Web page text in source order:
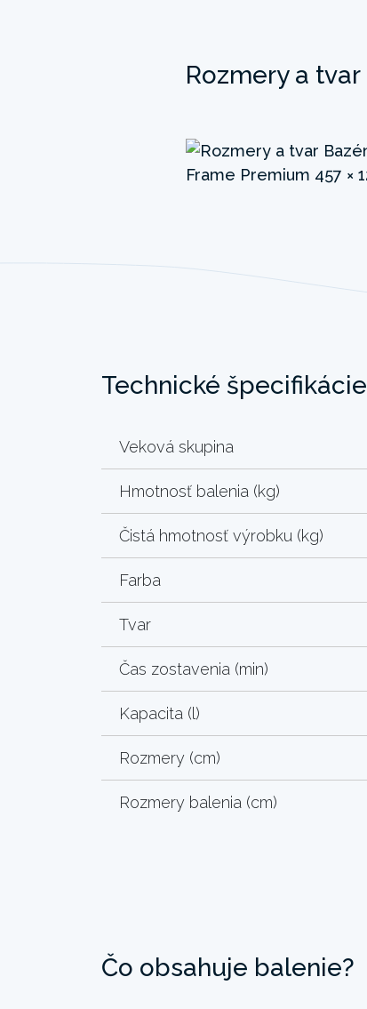
Rozmery a tvar
Technické špecifikácie
Veková skupina
Hmotnosť balenia (kg)
Čistá hmotnosť výrobku (kg)
Farba
Tvar
Čas zostavenia (min)
Kapacita (l)
Rozmery (cm)
Rozmery balenia (cm)
Čo obsahuje balenie?